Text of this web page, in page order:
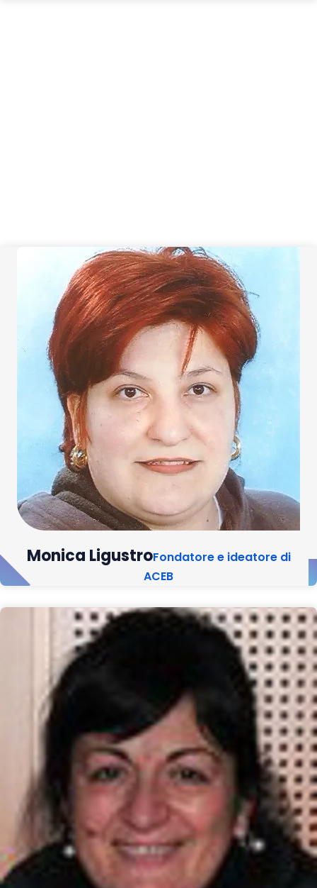
Monica LigustroFondatore e ideatore di
ACEB